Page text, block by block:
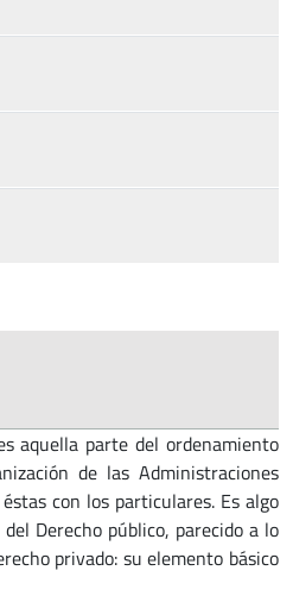
aquella parte del ordenamiento
de las Administraciones
con los particulares. Es algo
Derecho público, parecido a lo
privado: su elemento básico